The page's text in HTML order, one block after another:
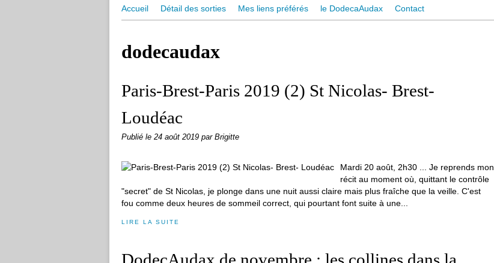
Accueil Détail des sorties Mes liens préférés le DodecaAudax Contact
dodecaudax
Paris-Brest-Paris 2019 (2) St Nicolas- Brest-
Loudéac
Publié le 24 août 2019 par Brigitte
Mardi 20 août, 2h30 ... Je reprends mon
récit au moment où, quittant le contrôle
"secret" de St Nicolas, je plonge dans une nuit aussi claire mais plus fraîche que la veille. C'est
fou comme deux heures de sommeil correct, qui pourtant font suite à une...
LIRE LA SUITE